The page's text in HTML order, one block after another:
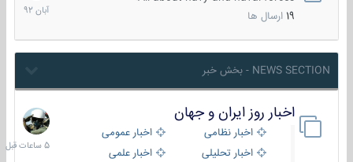
ارسال ها
1392
NEWS SECTION - بخش خبر
اخبار روز ایران و جهان
اخبار نظامی
اخبار عمومی
اخبار تحلیلی
اخبار علمی
5
ساعات
قبل